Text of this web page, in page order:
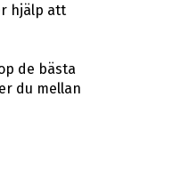
hjälp att
de bästa
du mellan